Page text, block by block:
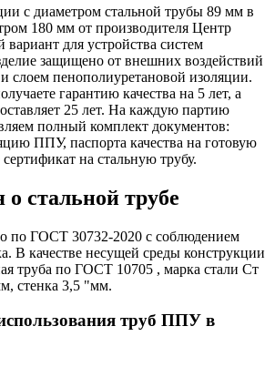
с диаметром стальной трубы 89 мм в
180 мм от производителя Центр
для устройства систем
защищено от внешних воздействий
слоем пенополиуретановой изоляции.
гарантию качества на 5 лет, а
25 лет. На каждую партию
полный комплект документов:
ППУ, паспорта качества на готовую
на стальную трубу.
стальной трубе
по ГОСТ 30732-2020 с соблюдением
В качестве несущей среды конструкции
труба по ГОСТ 10705 , марка стали Ст
стенка 3,5 "мм.
труб ППУ в